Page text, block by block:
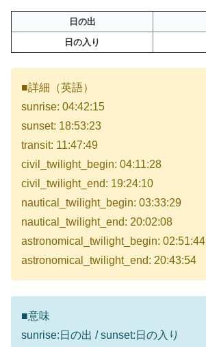
日の出
日の入り
■詳細（英語）
sunrise: 04:42:15
sunset: 18:53:23
transit: 11:47:49
civil_twilight_begin: 04:11:28
civil_twilight_end: 19:24:10
nautical_twilight_begin: 03:33:29
nautical_twilight_end: 20:02:08
astronomical_twilight_begin: 02:51:44
astronomical_twilight_end: 20:43:54
■意味
sunrise:日の出 / sunset:日の入り